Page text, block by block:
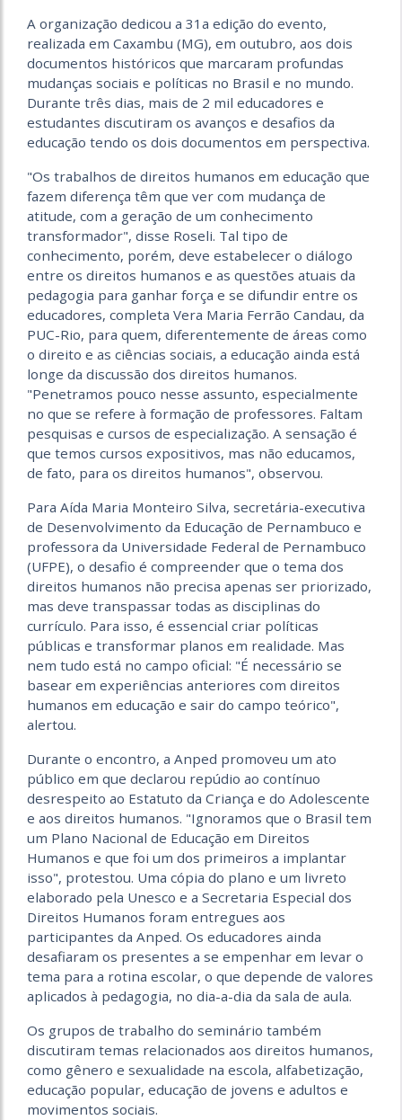
A organização dedicou a 31a edição do evento,
realizada em Caxambu (MG), em outubro, aos dois
documentos históricos que marcaram profundas
mudanças sociais e políticas no Brasil e no mundo.
Durante três dias, mais de 2 mil educadores e
estudantes discutiram os avanços e desafios da
educação tendo os dois documentos em perspectiva.
"Os trabalhos de direitos humanos em educação que
fazem diferença têm que ver com mudança de
atitude, com a geração de um conhecimento
transformador", disse Roseli. Tal tipo de
conhecimento, porém, deve estabelecer o diálogo
entre os direitos humanos e as questões atuais da
pedagogia para ganhar força e se difundir entre os
educadores, completa Vera Maria Ferrão Candau, da
PUC-Rio, para quem, diferentemente de áreas como
o direito e as ciências sociais, a educação ainda está
longe da discussão dos direitos humanos.
"Penetramos pouco nesse assunto, especialmente
no que se refere à formação de professores. Faltam
pesquisas e cursos de especialização. A sensação é
que temos cursos expositivos, mas não educamos,
de fato, para os direitos humanos", observou.
Para Aída Maria Monteiro Silva, secretária-executiva
de Desenvolvimento da Educação de Pernambuco e
professora da Universidade Federal de Pernambuco
(UFPE), o desafio é compreender que o tema dos
direitos humanos não precisa apenas ser priorizado,
mas deve transpassar todas as disciplinas do
currículo. Para isso, é essencial criar políticas
públicas e transformar planos em realidade. Mas
nem tudo está no campo oficial: "É necessário se
basear em experiências anteriores com direitos
humanos em educação e sair do campo teórico",
alertou.
Durante o encontro, a Anped promoveu um ato
público em que declarou repúdio ao contínuo
desrespeito ao Estatuto da Criança e do Adolescente
e aos direitos humanos. "Ignoramos que o Brasil tem
um Plano Nacional de Educação em Direitos
Humanos e que foi um dos primeiros a implantar
isso", protestou. Uma cópia do plano e um livreto
elaborado pela Unesco e a Secretaria Especial dos
Direitos Humanos foram entregues aos
participantes da Anped. Os educadores ainda
desafiaram os presentes a se empenhar em levar o
tema para a rotina escolar, o que depende de valores
aplicados à pedagogia, no dia-a-dia da sala de aula.
Os grupos de trabalho do seminário também
discutiram temas relacionados aos direitos humanos,
como gênero e sexualidade na escola, alfabetização,
educação popular, educação de jovens e adultos e
movimentos sociais.